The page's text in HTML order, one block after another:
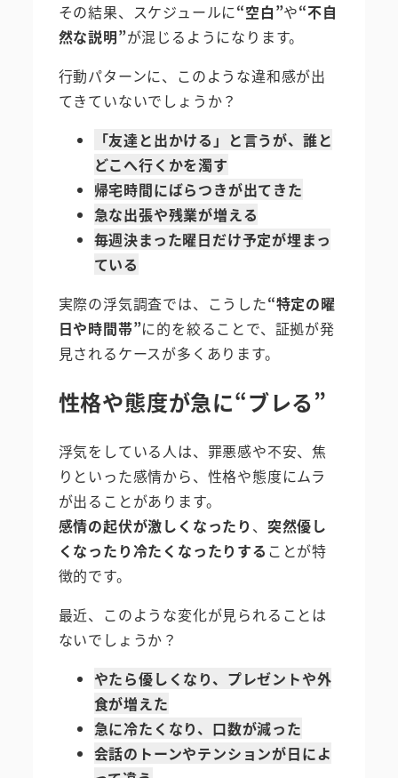
その結果、スケジュールに“空白”や“不自
然な説明”が混じるようになります。
行動パターンに、このような違和感が出
てきていないでしょうか？
「友達と出かける」と言うが、誰と
どこへ行くかを濁す
帰宅時間にばらつきが出てきた
急な出張や残業が増える
毎週決まった曜日だけ予定が埋まっ
ている
実際の浮気調査では、こうした“特定の曜
日や時間帯”に的を絞ることで、証拠が発
見されるケースが多くあります。
性格や態度が急に“ブレる”
浮気をしている人は、罪悪感や不安、焦
りといった感情から、性格や態度にムラ
が出ることがあります。
感情の起伏が激しくなったり 、 突然優し
くなったり冷たくなったりする ことが特
徴的です。
最近、このような変化が見られることは
ないでしょうか？
やたら優しくなり、プレゼントや外
食が増えた
急に冷たくなり、口数が減った
会話のトーンやテンションが日によ